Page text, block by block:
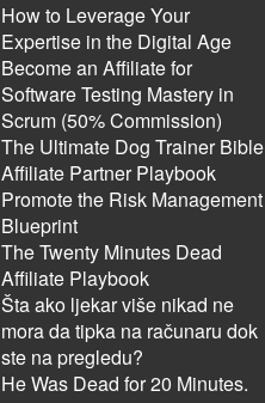
How to Leverage Your
Expertise in the Digital Age
Become an Affiliate for
Software Testing Mastery in
Scrum (50% Commission)
The Ultimate Dog Trainer Bible
Affiliate Partner Playbook
Promote the Risk Management
Blueprint
The Twenty Minutes Dead
Affiliate Playbook
Šta ako ljekar više nikad ne
mora da tipka na računaru dok
ste na pregledu?
He Was Dead for 20 Minutes.